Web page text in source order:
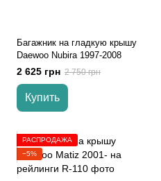
Багажник на гладкую крышу
Daewoo Nubira 1997-2008
2 625 грн 2 750 грн
Купить
РАСПРОДАЖА
−5%